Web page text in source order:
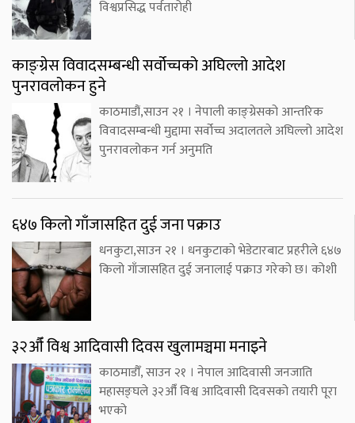
विश्वप्रसिद्ध पर्वतारोही
काङ्ग्रेस विवादसम्बन्धी सर्वोच्चको अघिल्लो आदेश
पुनरावलोकन हुने
काठमाडौं,साउन २१ । नेपाली काङ्ग्रेसको आन्तरिक
विवादसम्बन्धी मुद्दामा सर्वोच्च अदालतले अघिल्लो आदेश
पुनरावलोकन गर्न अनुमति
६४७ किलो गाँजासहित दुई जना पक्राउ
धनकुटा,साउन २१ । धनकुटाको भेडेटारबाट प्रहरीले ६४७
किलो गाँजासहित दुई जनालाई पक्राउ गरेको छ। कोशी
३२औँ विश्व आदिवासी दिवस खुलामञ्चमा मनाइने
काठमाडौँ, साउन २१ । नेपाल आदिवासी जनजाति
महासङ्घले ३२औँ विश्व आदिवासी दिवसको तयारी पूरा
भएको